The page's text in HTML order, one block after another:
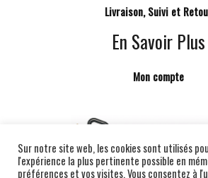
Livraison, Suivi et
En Savoir Plus
Mon compte
Sur notre site web, les cookies sont utilisés
l'expérience la plus pertinente possible en
préférences et vos visites. Vous consentez à